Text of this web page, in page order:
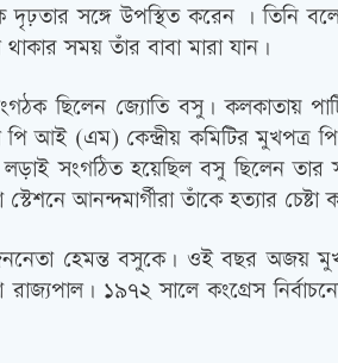
দৃঢ়তার সঙ্গে উপস্থিত করেন । তিনি
সময় তাঁর বাবা মারা যান।
ছিলেন জ্যোতি বসু। কলকাতায়
পি আই (এম) কেন্দ্রীয় কমিটির
সংগঠিত হয়েছিল বসু ছিলেন তার
আনন্দমার্গীরা তাঁকে হত্যার
জননেতা হেমন্ত বসুকে। ওই বছর অজয়
১৯৭২ সালে কংগ্রেস